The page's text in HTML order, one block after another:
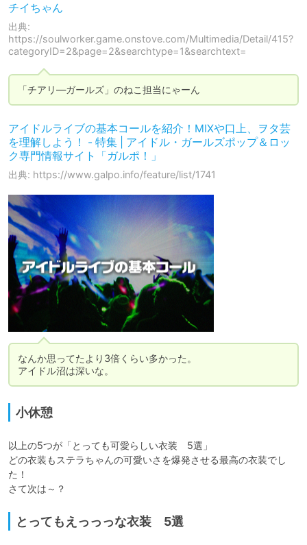
チイちゃん
出典:
https://soulworker.game.onstove.com/Multimedia/Detail/415?
categoryID=2&page=2&searchtype=1&searchtext=
「チアリ―ガールズ」のねこ担当にゃーん
アイドルライブの基本コールを紹介！MIXや口上、ヲタ芸
を理解しよう！ - 特集 | アイドル・ガールズポップ＆ロッ
ク専門情報サイト「ガルポ！」
出典: https://www.galpo.info/feature/list/1741
なんか思ってたより3倍くらい多かった。
アイドル沼は深いな。
小休憩
以上の5つが「とっても可愛らしい衣装　5選」
どの衣装もステラちゃんの可愛いさを爆発させる最高の衣装でし
た！
さて次は～？
とってもえっっっな衣装 5選